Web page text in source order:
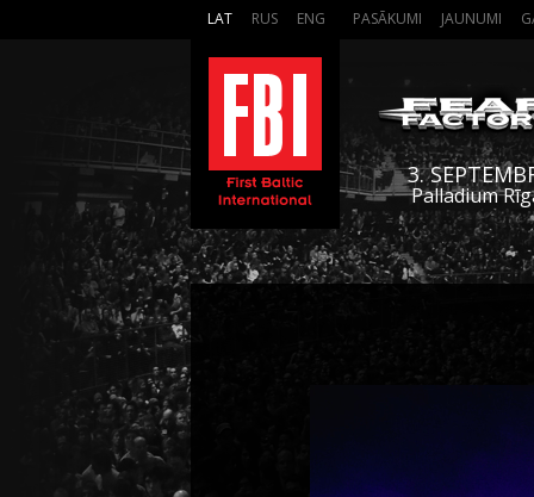
LAT RUS ENG PASĀKUMI JAUNUMI
3.
Palladium